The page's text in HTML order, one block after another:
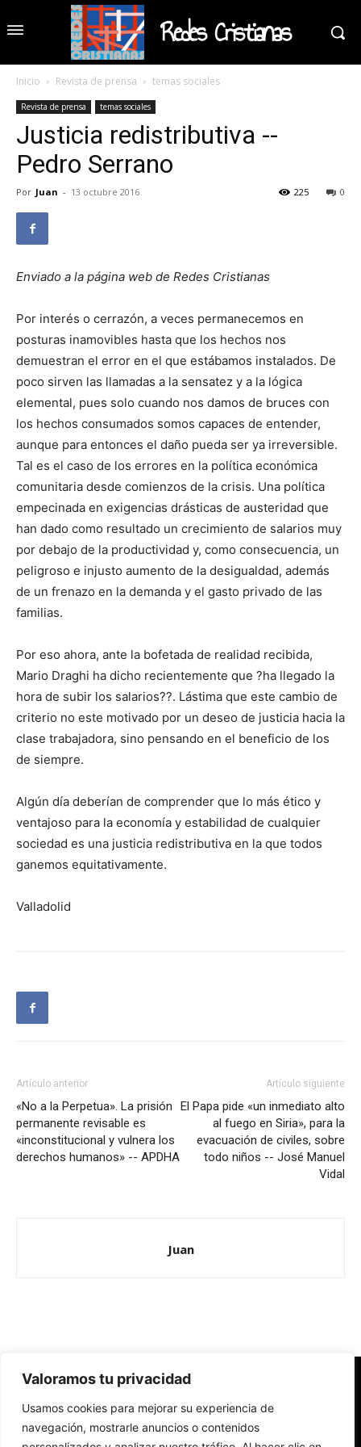
Valoramos tu privacidad
Usamos cookies para mejorar su experiencia de
navegación, mostrarle anuncios o contenidos
Redes Cristianas
Inicio Revista de prensa temas sociales
Revista de prensa temas sociales
Justicia redistributiva --
Pedro Serrano
Por Juan - 13 octubre 2016 0
225
Enviado a la página web de Redes Cristianas
Por interés o cerrazón, a veces permanecemos en
posturas inamovibles hasta que los hechos nos
demuestran el error en el que estábamos instalados. De
poco sirven las llamadas a la sensatez y a la lógica
elemental, pues solo cuando nos damos de bruces con
los hechos consumados somos capaces de entender,
aunque para entonces el daño pueda ser ya irreversible.
Tal es el caso de los errores en la política económica
comunitaria desde comienzos de la crisis. Una política
empecinada en exigencias drásticas de austeridad que
han dado como resultado un crecimiento de salarios muy
por debajo de la productividad y, como consecuencia, un
peligroso e injusto aumento de la desigualdad, además
de un frenazo en la demanda y el gasto privado de las
familias.
Por eso ahora, ante la bofetada de realidad recibida,
Mario Draghi ha dicho recientemente que ?ha llegado la
hora de subir los salarios??. Lástima que este cambio de
criterio no este motivado por un deseo de justicia hacia la
clase trabajadora, sino pensando en el beneficio de los
de siempre.
Algún día deberían de comprender que lo más ético y
ventajoso para la economía y estabilidad de cualquier
sociedad es una justicia redistributiva en la que todos
ganemos equitativamente.
Valladolid
Artículo anterior
«No a la Perpetua». La prisión
permanente revisable es
«inconstitucional y vulnera los
derechos humanos» -- APDHA
Artículo siguiente
El Papa pide «un inmediato alto
al fuego en Siria», para la
evacuación de civiles, sobre
todo niños -- José Manuel
Vidal
Juan
Redes Cristianas
Una mirada alternativa sobre la Iglesia católica y la sociedad
- Colectivos de Redes Cristianas